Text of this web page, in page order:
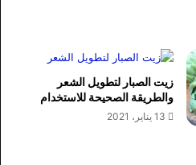
زيت الصبار لتطويل الشعر
والطريقة الصحيحة للاستخدام
13 يناير، 2021